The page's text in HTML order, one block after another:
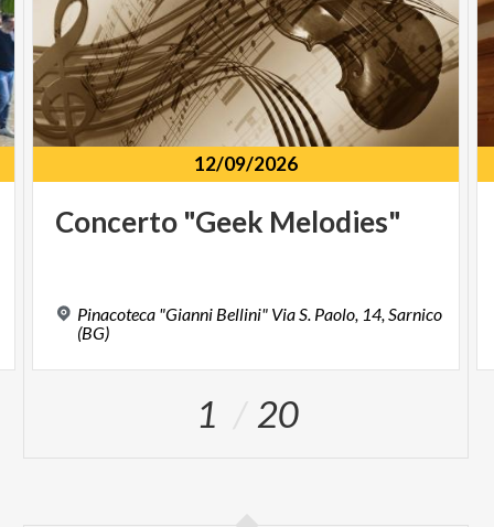
12/09/2026
Concerto "Geek Melodies"
Pinacoteca "Gianni Bellini" Via S. Paolo, 14, Sarnico
(BG)
1 20